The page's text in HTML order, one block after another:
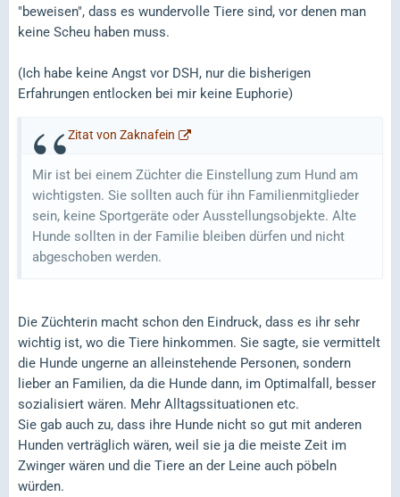
"beweisen", dass es wundervolle Tiere sind, vor denen man
keine Scheu haben muss.
(Ich habe keine Angst vor DSH, nur die bisherigen
Erfahrungen entlocken bei mir keine Euphorie)
Zitat von Zaknafein
Mir ist bei einem Züchter die Einstellung zum Hund am
wichtigsten. Sie sollten auch für ihn Familienmitglieder
sein, keine Sportgeräte oder Ausstellungsobjekte. Alte
Hunde sollten in der Familie bleiben dürfen und nicht
abgeschoben werden.
Die Züchterin macht schon den Eindruck, dass es ihr sehr
wichtig ist, wo die Tiere hinkommen. Sie sagte, sie vermittelt
die Hunde ungerne an alleinstehende Personen, sondern
lieber an Familien, da die Hunde dann, im Optimalfall, besser
sozialisiert wären. Mehr Alltagssituationen etc.
Sie gab auch zu, dass ihre Hunde nicht so gut mit anderen
Hunden verträglich wären, weil sie ja die meiste Zeit im
Zwinger wären und die Tiere an der Leine auch pöbeln
würden.